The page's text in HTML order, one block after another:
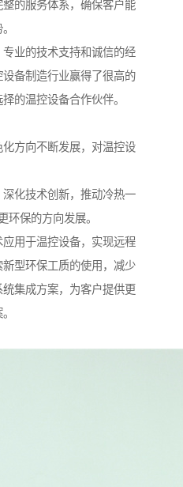
的服务体系，确保客户能
业的技术支持和诚信的经
备制造行业赢得了很高的
的温控设备合作伙伴。
方向不断发展，对温控设
化技术创新，推动冷热一
环保的方向发展。
用于温控设备，实现远程
型环保工质的使用，减少
集成方案，为客户提供更